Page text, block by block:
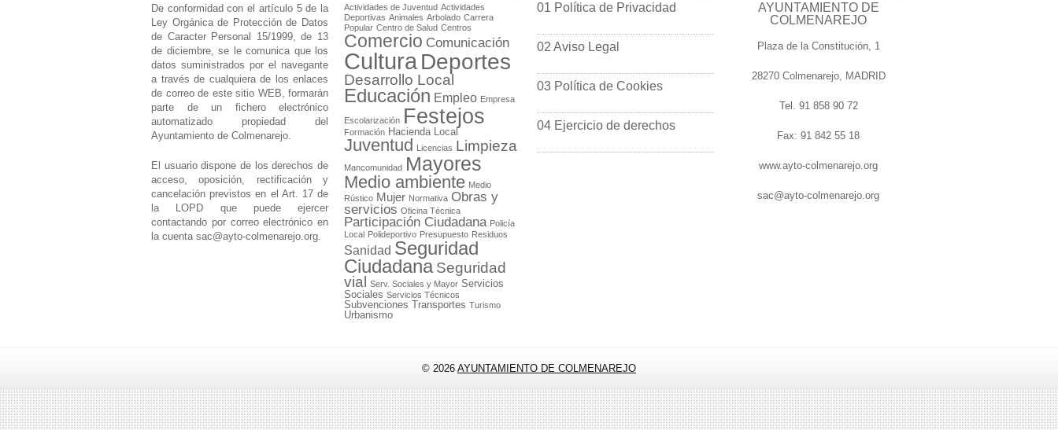
De conformidad con el artículo 5 de la
Ley Orgánica de Protección de Datos
de Caracter Personal 15/1999, de 13
de diciembre, se le comunica que los
datos suministrados por el navegante
a través de cualquiera de los enlaces
de correo de este sitio WEB, formarán
parte de un fichero electrónico
automatizado propiedad del
Ayuntamiento de Colmenarejo.
El usuario dispone de los derechos de
acceso, oposición, rectificación y
cancelación previstos en el Art. 17 de
la LOPD que puede ejercer
contactando por correo electrónico en
la cuenta sac@ayto-colmenarejo.org.
Actividades de Juventud Actividades
Deportivas Animales Arbolado Carrera
Popular Centro de Salud Centros
Comercio Comunicación
CulturaDeportes
Desarrollo Local
Educación Empleo Empresa
Escolarización Festejos
Formación Hacienda Local
Juventud Licencias Limpieza
Mancomunidad Mayores
Medio ambiente Medio
Rústico Mujer Normativa Obras y
servicios Oficina Técnica
Participación Ciudadana Policía
Local Polideportivo Presupuesto Residuos
Sanidad Seguridad
Ciudadana Seguridad
vial
Serv. Sociales y Mayor Servicios
Sociales Servicios Técnicos
Subvenciones Transportes Turismo
Urbanismo
01 Política de Privacidad
02 Aviso Legal
03 Política de Cookies
04 Ejercicio de derechos
AYUNTAMIENTO DE
COLMENAREJO
Plaza de la Constitución, 1
28270 Colmenarejo, MADRID
Tel. 91 858 90 72
Fax: 91 842 55 18
www.ayto-colmenarejo.org
sac@ayto-colmenarejo.org
© 2026 AYUNTAMIENTO DE COLMENAREJO